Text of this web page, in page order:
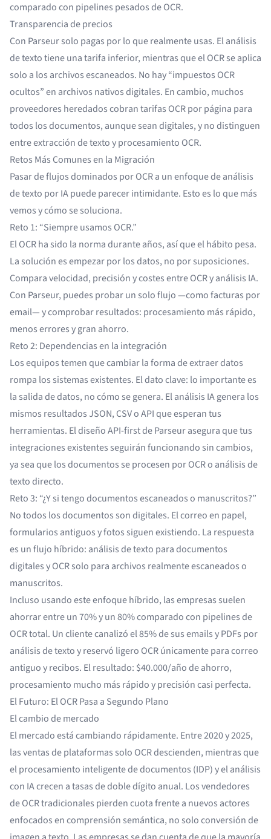
comparado con pipelines pesados de OCR.
Transparencia de precios
Con Parseur solo pagas por lo que realmente usas. El análisis
de texto tiene una tarifa inferior, mientras que el OCR se aplica
solo a los archivos escaneados. No hay “impuestos OCR
ocultos” en archivos nativos digitales. En cambio, muchos
proveedores heredados cobran tarifas OCR por página para
todos los documentos, aunque sean digitales, y no distinguen
entre extracción de texto y procesamiento OCR.
Retos Más Comunes en la Migración
Pasar de flujos dominados por OCR a un enfoque de análisis
de texto por IA puede parecer intimidante. Esto es lo que más
vemos y cómo se soluciona.
Reto 1: “Siempre usamos OCR.”
El OCR ha sido la norma durante años, así que el hábito pesa.
La solución es empezar por los datos, no por suposiciones.
Compara velocidad, precisión y costes entre OCR y análisis IA.
Con Parseur, puedes probar un solo flujo —comofacturas por
email— y comprobar resultados: procesamiento más rápido,
menos errores y gran ahorro.
Reto 2: Dependencias en la integración
Los equipos temen que cambiar la forma de extraer datos
rompa los sistemas existentes. El dato clave: lo importante es
la salida de datos, no cómo se genera. El análisis IA genera los
mismos resultados JSON, CSV o API que esperan tus
herramientas. El diseño API-first de Parseur asegura que tus
integraciones existentes seguirán funcionando sin cambios,
ya sea que los documentos se procesen por OCR o análisis de
texto directo.
Reto 3: “¿Y si tengo documentos escaneados o manuscritos?”
No todos los documentos son digitales. El correo en papel,
formularios antiguos y fotos siguen existiendo. La respuesta
es un flujo híbrido: análisis de texto para documentos
digitales y OCR solo para archivos realmente escaneados o
manuscritos.
Incluso usando este enfoque híbrido, las empresas suelen
ahorrar entre un 70% y un 80% comparado con pipelines de
OCR total. Un cliente canalizó el 85% de sus emails y PDFs por
análisis de texto y reservó ligero OCR únicamente para correo
antiguo y recibos. El resultado: $40.000/año de ahorro,
procesamiento mucho más rápido y precisión casi perfecta.
El Futuro: El OCR Pasa a Segundo Plano
El cambio de mercado
El mercado está cambiando rápidamente. Entre 2020 y 2025,
las ventas de plataformas solo OCR descienden, mientras que
elprocesamiento inteligente de documentos (IDP)y el análisis
con IA crecen a tasas de doble dígito anual. Los vendedores
de OCR tradicionales pierden cuota frente a nuevos actores
enfocados en comprensión semántica, no solo conversión de